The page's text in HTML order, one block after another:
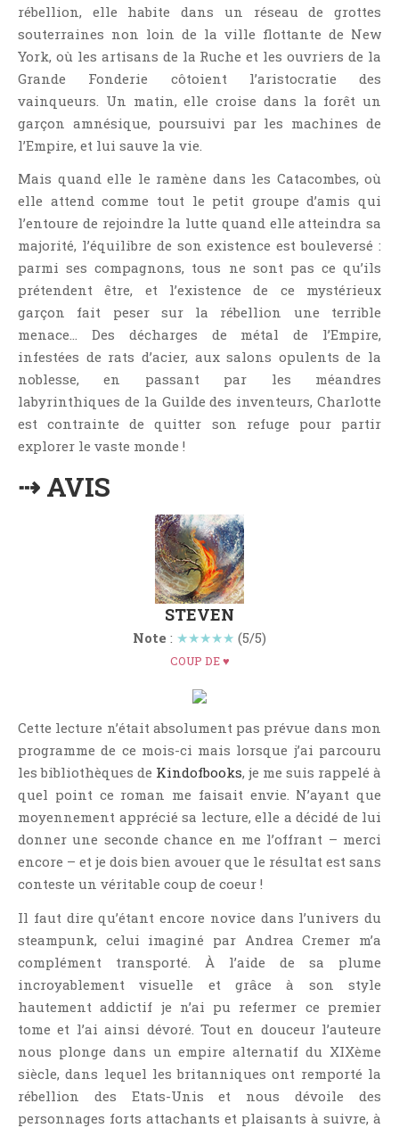
Point Lecture
Policier Et Suspense
Post Apocalyptique
Roman
Roman Noir
Romance
Romance Contemporaine
SF Et Fantasy
Surnaturel
Swaps Et Challenges
Tag
Témoignage
Thriller Psychologique
Throwback Thursday Livresque
rébellion, elle habite dans un réseau de grottes
souterraines non loin de la ville flottante de New
York, où les artisans de la Ruche et les ouvriers de la
Grande Fonderie côtoient l’aristocratie des
vainqueurs. Un matin, elle croise dans la forêt un
garçon amnésique, poursuivi par les machines de
l’Empire, et lui sauve la vie.
Mais quand elle le ramène dans les Catacombes, où
elle attend comme tout le petit groupe d’amis qui
l’entoure de rejoindre la lutte quand elle atteindra sa
majorité, l’équilibre de son existence est bouleversé :
parmi ses compagnons, tous ne sont pas ce qu’ils
prétendent être, et l’existence de ce mystérieux
garçon fait peser sur la rébellion une terrible
menace… Des décharges de métal de l’Empire,
infestées de rats d’acier, aux salons opulents de la
noblesse, en passant par les méandres
labyrinthiques de la Guilde des inventeurs, Charlotte
est contrainte de quitter son refuge pour partir
explorer le vaste monde !
⇢ AVIS
STEVEN
Note : ★★★★★ (5/5)
COUP DE ♥
Cette lecture n’était absolument pas prévue dans mon
programme de ce mois-ci mais lorsque j’ai parcouru
les bibliothèques de Kindofbooks, je me suis rappelé à
quel point ce roman me faisait envie. N’ayant que
moyennement apprécié sa lecture, elle a décidé de lui
donner une seconde chance en me l’offrant – merci
encore – et je dois bien avouer que le résultat est sans
conteste un véritable coup de coeur !
Il faut dire qu’étant encore novice dans l’univers du
steampunk, celui imaginé par Andrea Cremer m’a
complément transporté. À l’aide de sa plume
incroyablement visuelle et grâce à son style
hautement addictif je n’ai pu refermer ce premier
tome et l’ai ainsi dévoré. Tout en douceur l’auteure
nous plonge dans un empire alternatif du XIXème
siècle, dans lequel les britanniques ont remporté la
rébellion des Etats-Unis et nous dévoile des
personnages forts attachants et plaisants à suivre, à